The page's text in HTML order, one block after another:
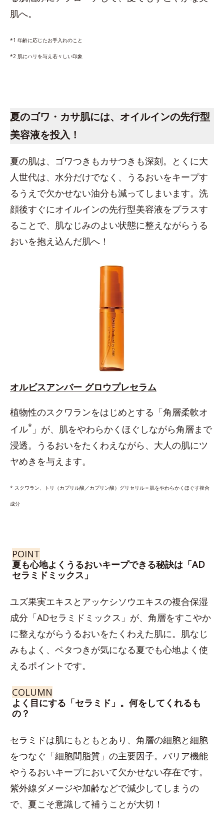
肌へ。
*1 年齢に応じたお手入れのこと
*2 肌にハリを与え若々しい印象
夏のゴワ・カサ肌には、オイルインの先行型
美容液を投入！
夏の肌は、ゴワつきもカサつきも深刻。とくに大
人世代は、水分だけでなく、うるおいをキープす
るうえで欠かせない油分も減ってしまいます。洗
顔後すぐにオイルインの先行型美容液をプラスす
ることで、肌なじみのよい状態に整えながらうる
おいを抱え込んだ肌へ！
オルビスアンバー グロウプレセラム
植物性のスクワランをはじめとする「角層柔軟オ
イル* 」が、肌をやわらかくほぐしながら角層まで
浸透。うるおいをたくわえながら、大人の肌にツ
ヤめきを与えます。
* スクワラン、トリ（カプリル酸／カプリン酸）グリセリル＝肌をやわらかくほぐす複合
成分
POINT
夏も心地よくうるおいキープできる秘訣は「AD
セラミドミックス」
ユズ果実エキスとアッケシソウエキスの複合保湿
成分「ADセラミドミックス」が、角層をすこやか
に整えながらうるおいをたくわえた肌に。肌なじ
みもよく、ベタつきが気になる夏でも心地よく使
えるポイントです。
COLUMN
よく目にする「セラミド」。何をしてくれるも
の？
セラミドは肌にもともとあり、角層の細胞と細胞
をつなぐ「細胞間脂質」の主要因子。バリア機能
やうるおいキープにおいて欠かせない存在です。
紫外線ダメージや加齢などで減少してしまうの
で、夏こそ意識して補うことが大切！